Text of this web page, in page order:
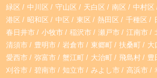
緑区 中川区 守山区 天白区 南区 中村区
港区
昭和区 中区 東区 熱田区 千種区
春日井市
小牧市 稲沢市 瀬戸市 江南市
清須市
豊明市 岩倉市 東郷町 扶桑町 大
愛西市
弥富市 蟹江町 大治町 飛島村 豊
刈谷市
碧南市 知立市 みよし市 高浜市